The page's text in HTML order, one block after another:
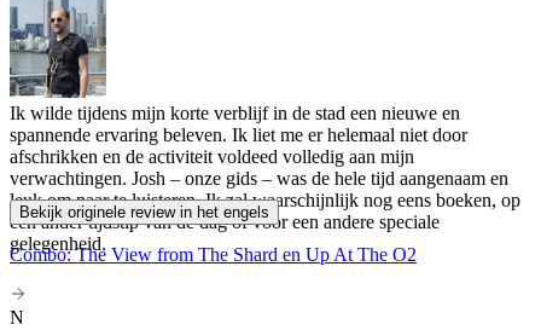
Ik wilde tijdens mijn korte verblijf in de stad een nieuwe en
spannende ervaring beleven. Ik liet me er helemaal niet door
afschrikken en de activiteit voldeed volledig aan mijn
verwachtingen. Josh – onze gids – was de hele tijd aangenaam en
leuk om naar te luisteren. Ik zal waarschijnlijk nog eens boeken, op
een ander tijdstip van de dag of voor een andere speciale
gelegenheid.
Bekijk originele review in het engels
Combo: The View from The Shard en Up At The O2
N